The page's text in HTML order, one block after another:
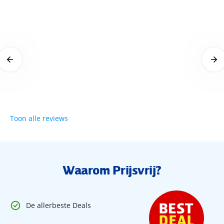
Sport & Activiteiten
Overige informatie
Toon alle reviews
Waarom Prijsvrij?
De allerbeste Deals